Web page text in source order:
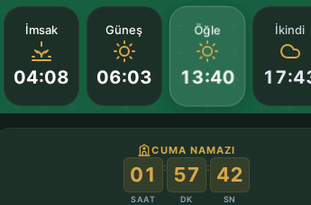
İmsak
04:08
Güneş
06:03
Öğle
13:40
İkindi
CUMA NAMAZI
01
SAAT
: 57
DK
: 41
SN